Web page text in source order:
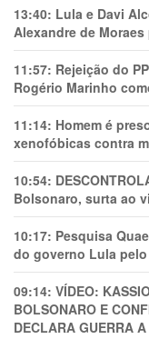
13:40: Lula e Davi
Alexandre de
11:57: Rejeição do
Rogério Marinho
11:14: Homem é
xenofóbicas contra
10:54:
Bolsonaro, surta ao
10:17: Pesquisa
do governo Lula
09:14: VÍDEO:
BOLSONARO E
DECLARA GUERRA